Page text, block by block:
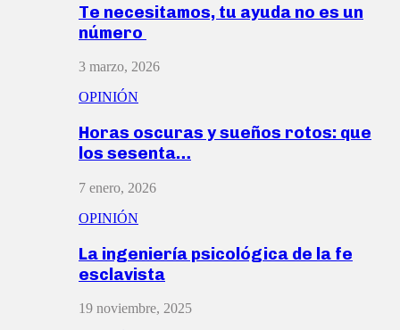
Te necesitamos, tu ayuda no es un
número
3 marzo, 2026
OPINIÓN
Horas oscuras y sueños rotos: que
los sesenta…
7 enero, 2026
OPINIÓN
La ingeniería psicológica de la fe
esclavista
19 noviembre, 2025